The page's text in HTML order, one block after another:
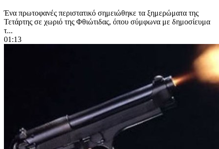
Ένα πρωτοφανές περιστατικό σημειώθηκε τα ξημερώματα της
Τετάρτης σε χωριό της Φθιώτιδας, όπου σύμφωνα με δημοσίευμα
τ...
01:13